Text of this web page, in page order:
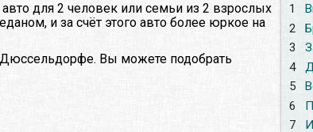
1
2
3
4
5
6
7
для 2 человек или семьи из 2 взрослых
и за счёт этого авто более юркое на
Дюссельдорфе. Вы можете подобрать